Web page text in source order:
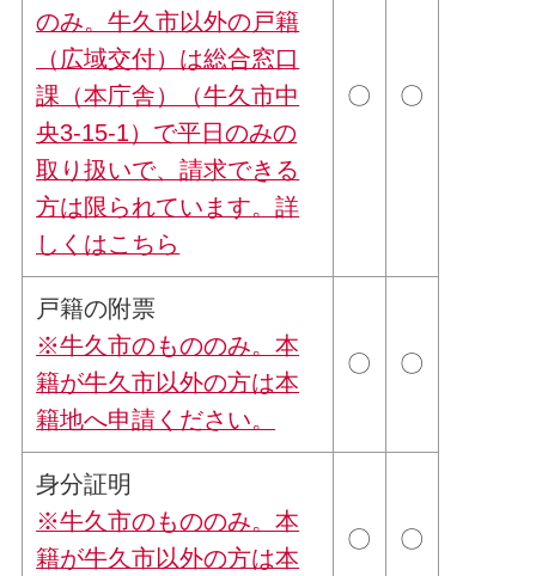
のみ。牛久市以外の戸籍
（広域交付）は総合窓口
課（本庁舎）（牛久市中
央3-15-1）で平日のみの
取り扱いで、請求できる
方は限られています。詳
しくはこちら
〇 〇
戸籍の附票
※牛久市のもののみ。本
籍が牛久市以外の方は本
籍地へ申請ください。
〇 〇
身分証明
※牛久市のもののみ。本
籍が牛久市以外の方は本
〇 〇